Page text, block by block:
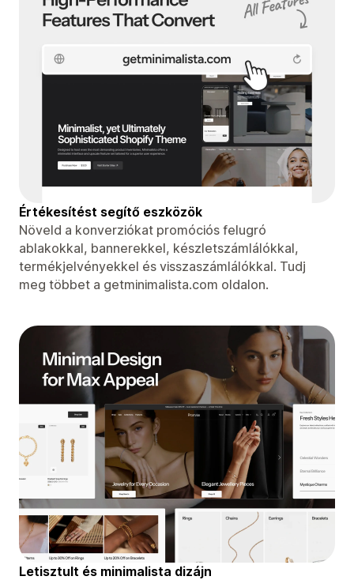
Értékesítést segítő eszközök
Növeld a konverziókat promóciós felugró
ablakokkal, bannerekkel, készletszámlálókkal,
termékjelvényekkel és visszaszámlálókkal. Tudj
meg többet a getminimalista.com oldalon.
Letisztult és minimalista dizájn